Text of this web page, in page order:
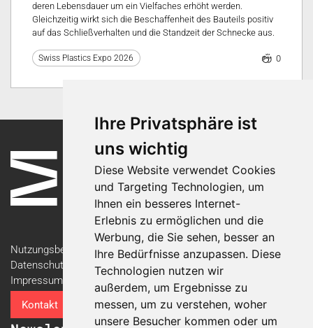
Ihre Privatsphäre ist
uns wichtig
Diese Website verwendet Cookies
und Targeting Technologien, um
Ihnen ein besseres Internet-
Erlebnis zu ermöglichen und die
Werbung, die Sie sehen, besser an
Ihre Bedürfnisse anzupassen. Diese
Technologien nutzen wir
außerdem, um Ergebnisse zu
messen, um zu verstehen, woher
unsere Besucher kommen oder um
deren Lebensdauer um ein Vielfaches erhöht werden.
Gleichzeitig wirkt sich die Beschaffenheit des Bauteils positiv
auf das Schließverhalten und die Standzeit der Schnecke aus.
Swiss Plastics Expo 2026 0
Nutzungsbedingungen
Datenschutzerklärung
Impressum
Kontakt